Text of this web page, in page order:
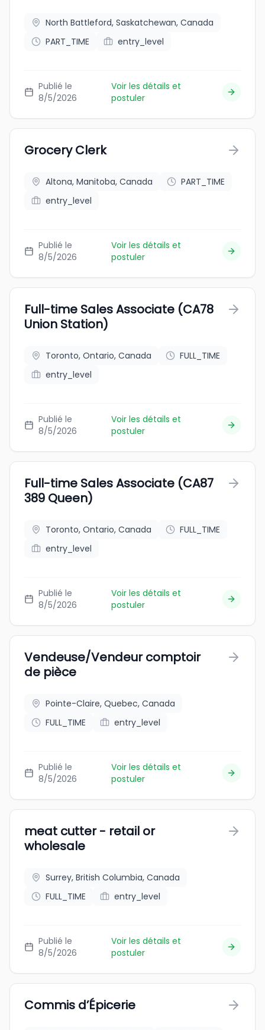
North Battleford, Saskatchewan, Canada
PART_TIME
entry_level
Publié le
8/5/2026
Voir les détails et
postuler
Grocery Clerk
Altona, Manitoba, Canada
PART_TIME
entry_level
Publié le
8/5/2026
Voir les détails et
postuler
Full-time Sales Associate (CA78
Union Station)
Toronto, Ontario, Canada
FULL_TIME
entry_level
Publié le
8/5/2026
Voir les détails et
postuler
Full-time Sales Associate (CA87
389 Queen)
Toronto, Ontario, Canada
FULL_TIME
entry_level
Publié le
8/5/2026
Voir les détails et
postuler
Vendeuse/Vendeur comptoir
de pièce
Pointe-Claire, Quebec, Canada
FULL_TIME
entry_level
Publié le
8/5/2026
Voir les détails et
postuler
meat cutter - retail or
wholesale
Surrey, British Columbia, Canada
FULL_TIME
entry_level
Publié le
8/5/2026
Voir les détails et
postuler
Commis d’Épicerie